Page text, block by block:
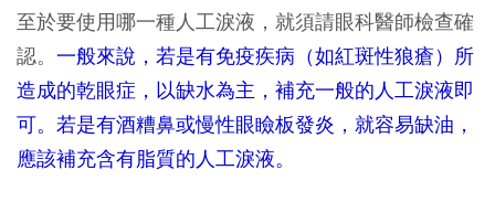
至於要使用哪一種人工淚液，就須請眼科醫師檢查確
認。 一般來說，若是有免疫疾病（如紅斑性狼瘡）所
造成的乾眼症，以缺水為主，補充一般的人工淚液即
可。若是有酒糟鼻或慢性眼瞼板發炎，就容易缺油，
應該補充含有脂質的人工淚液。